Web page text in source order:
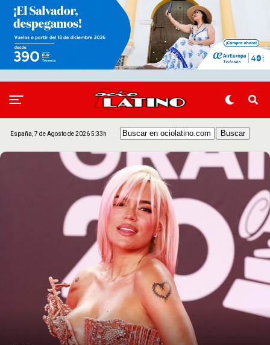
España, 7 de Agosto de 2026 5:33h